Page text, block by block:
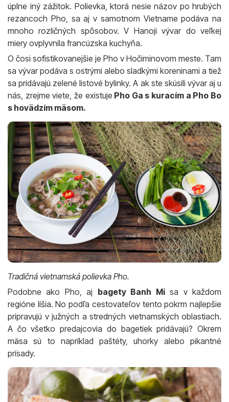
úplne iný zážitok. Polievka, ktorá nesie názov po hrubých
rezancoch Pho, sa aj v samotnom Vietname podáva na
mnoho rozličných spôsobov. V Hanoji vývar do veľkej
miery ovplyvnila francúzska kuchyňa.
O čosi sofistikovanejšie je Pho v Hočiminovom meste. Tam
sa vývar podáva s ostrými alebo sladkými koreninami a tiež
sa pridávajú zelené listové bylinky. A ak ste skúsili vývar aj u
nás, zrejme viete, že existuje Pho Ga s kuracím a Pho Bo
s hovädzím mäsom.
Tradičná vietnamská polievka Pho.
Podobne ako Pho, aj bagety Banh Misa v každom
regióne líšia. No podľa cestovateľov tento pokrm najlepšie
pripravujú v južných a stredných vietnamských oblastiach.
A čo všetko predajcovia do bagetiek pridávajú? Okrem
mäsa sú to napríklad paštéty, uhorky alebo pikantné
prísady.